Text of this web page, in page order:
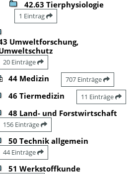
42.63 Tierphysiologie
1 Eintrag
Umweltforschung,
20 Einträge
44 Medizin 707 Einträge
46 Tiermedizin 11 Einträge
48 Land- und Forstwirtschaft
156 Einträge
50 Technik allgemein
44 Einträge
51 Werkstoffkunde